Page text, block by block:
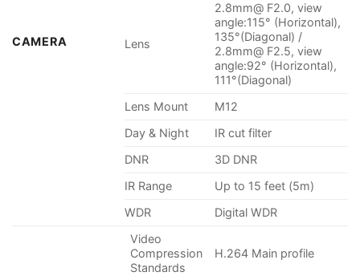
CAMERA Lens
2.8mm@ F2.0, view
angle:115° (Horizontal),
135°(Diagonal) /
2.8mm@ F2.5, view
angle:92° (Horizontal),
111°(Diagonal)
Lens Mount
M12
Day & Night
IR cut filter
DNR
3D DNR
IR Range
Up to 15 feet (5m)
WDR
Digital WDR
Video
Compression
Standards
H.264 Main profile